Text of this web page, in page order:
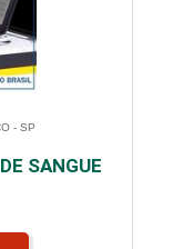
- SP
SANGUE